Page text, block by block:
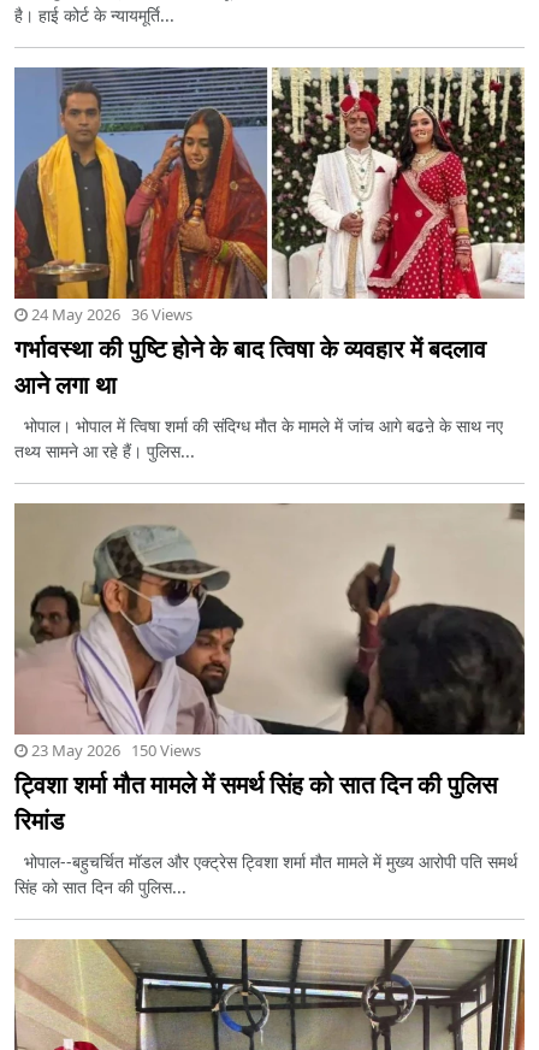
है। हाई कोर्ट के न्यायमूर्ति...
24 May 2026 36 Views
गर्भावस्था की पुष्टि होने के बाद त्विषा के व्यवहार में बदलाव
आने लगा था
भोपाल। भोपाल में त्विषा शर्मा की संदिग्ध मौत के मामले में जांच आगे बढऩे के साथ नए
तथ्य सामने आ रहे हैं। पुलिस...
23 May 2026 150 Views
ट्विशा शर्मा मौत मामले में समर्थ सिंह को सात दिन की पुलिस
रिमांड
भोपाल--बहुचर्चित मॉडल और एक्ट्रेस ट्विशा शर्मा मौत मामले में मुख्य आरोपी पति समर्थ
सिंह को सात दिन की पुलिस...